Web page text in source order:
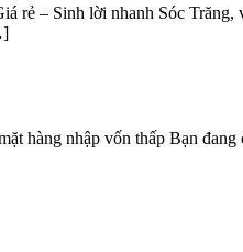
rẻ – Sinh lời nhanh Sóc
hàng nhập vốn thấp Bạn